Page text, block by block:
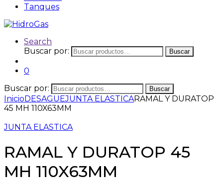
Tanques
Search
Buscar por:
Buscar
0
Buscar por:
Buscar
InicioDESAGUEJUNTA ELASTICARAMAL Y DURATOP
45 MH 110X63MM
JUNTA ELASTICA
RAMAL Y DURATOP 45
MH 110X63MM